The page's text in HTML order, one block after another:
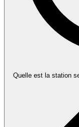
Quelle est la station service la